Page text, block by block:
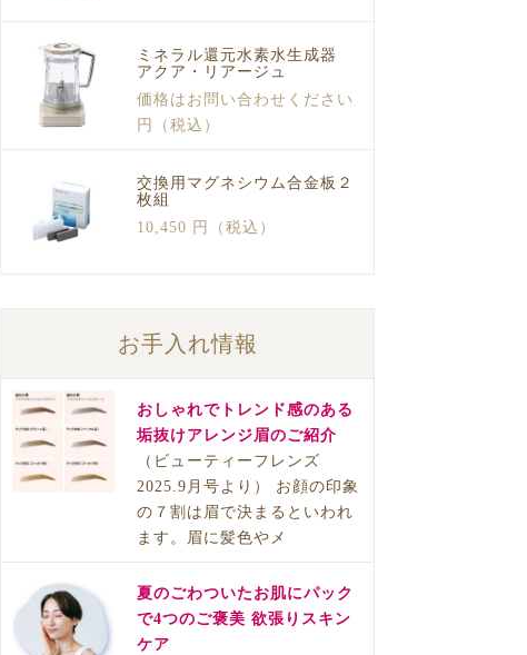
ミネラル還元水素水生成器
アクア・リアージュ
価格はお問い合わせください
円（税込）
交換用マグネシウム合金板２
枚組
10,450 円（税込）
お手入れ情報
おしゃれでトレンド感のある
垢抜けアレンジ眉のご紹介
（ビューティーフレンズ
2025.9月号より） お顔の印象
の７割は眉で決まるといわれ
ます。眉に髪色やメ
夏のごわついたお肌にパック
で4つのご褒美 欲張りスキン
ケア